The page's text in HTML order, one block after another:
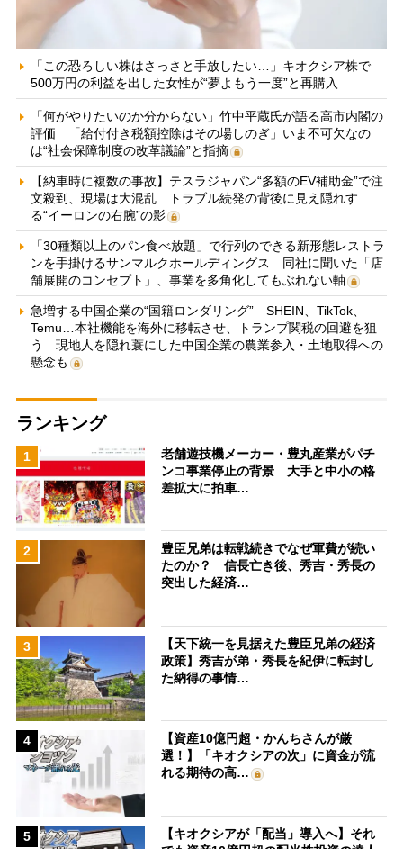
「この恐ろしい株はさっさと手放したい…」キオクシア株で
500万円の利益を出した女性が“夢よもう一度”と再購入
「何がやりたいのか分からない」竹中平蔵氏が語る高市内閣の
評価 「給付付き税額控除はその場しのぎ」いま不可欠なの
は“社会保障制度の改革議論”と指摘
【納車時に複数の事故】テスラジャパン“多額のEV補助金”で注
文殺到、現場は大混乱 トラブル続発の背後に見え隠れす
る“イーロンの右腕”の影
「30種類以上のパン食べ放題」で行列のできる新形態レストラ
ンを手掛けるサンマルクホールディングス 同社に聞いた「店
舗展開のコンセプト」、事業を多角化してもぶれない軸
急増する中国企業の“国籍ロンダリング” SHEIN、TikTok、
Temu…本社機能を海外に移転させ、トランプ関税の回避を狙
う 現地人を隠れ蓑にした中国企業の農業参入・土地取得への
懸念も
ランキング
1
老舗遊技機メーカー・豊丸産業がパチ
ンコ事業停止の背景 大手と中小の格
差拡大に拍車…
2
豊臣兄弟は転戦続きでなぜ軍費が続い
たのか？ 信長亡き後、秀吉・秀長の
突出した経済…
3
【天下統一を見据えた豊臣兄弟の経済
政策】秀吉が弟・秀長を紀伊に転封し
た納得の事情…
4
【資産10億円超・かんちさんが厳
選！】「キオクシアの次」に資金が流
れる期待の高…
5
【キオクシアが「配当」導入へ】それ